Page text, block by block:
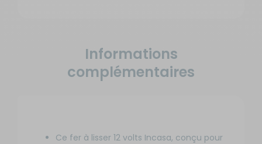
Informations
complémentaires
Ce fer à lisser 12 volts Incasa, conçu pour